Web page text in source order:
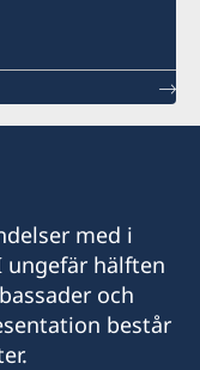
med i
hälften
och
består